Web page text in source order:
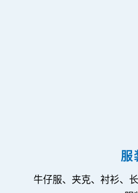
服
牛仔服、夹克、衬衫、